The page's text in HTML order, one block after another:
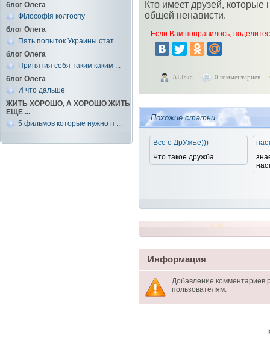
блог Олега
Філософія колгоспу
блог Олега
Пять попыток Украины стат ...
блог Олега
Принятия себя таким каким ...
блог Олега
И что дальше
ЖИТЬ ХОРОШО, А ХОРОШО ЖИТЬ
ЕЩЕ ...
5 фильмов которые нужно п ...
Кто имеет друзей, которые
общей ненависти.
Если Вам понравилось,
ALIska 0 комментариев
Похожие статьи
Все о ДрУжБе)))
Что такое дружба
Информация
Добавление комментариев
пользователям.